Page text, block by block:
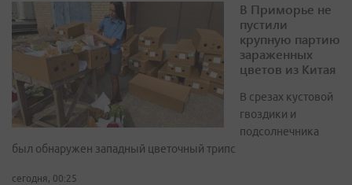
В Приморье не
пустили
крупную партию
зараженных
цветов из Китая
В срезах кустовой
гвоздики и
подсолнечника
был обнаружен западный цветочный трипс
сегодня, 00:25